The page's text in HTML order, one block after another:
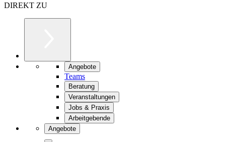
DIREKT ZU
Angebote
Teams
Beratung
Veranstaltungen
Jobs & Praxis
Arbeitgebende
Angebote